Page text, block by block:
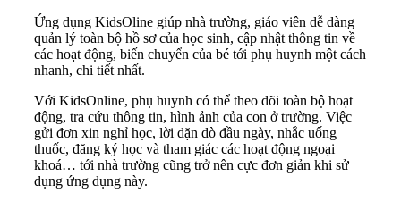
Ứng dụng KidsOline giúp nhà trường, giáo viên dễ dàng
quản lý toàn bộ hồ sơ của học sinh, cập nhật thông tin về
các hoạt động, biến chuyển của bé tới phụ huynh một cách
nhanh, chi tiết nhất.
Với KidsOnline, phụ huynh có thể theo dõi toàn bộ hoạt
động, tra cứu thông tin, hình ảnh của con ở trường. Việc
gửi đơn xin nghỉ học, lời dặn dò đầu ngày, nhắc uống
thuốc, đăng ký học và tham giác các hoạt động ngoại
khoá… tới nhà trường cũng trở nên cực đơn giản khi sử
dụng ứng dụng này.